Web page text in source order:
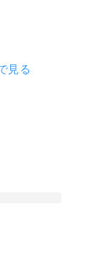
見る